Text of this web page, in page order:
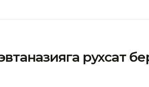
рухсат